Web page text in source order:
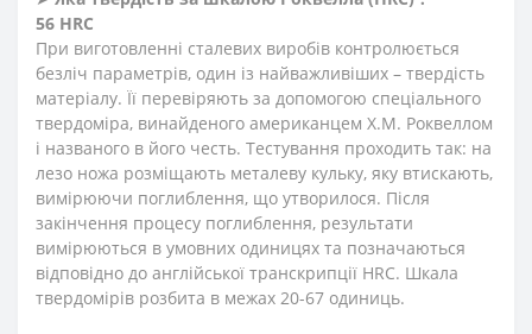
56 HRC
При виготовленні сталевих виробів контролюється
безліч параметрів, один із найважливіших – твердість
матеріалу. Її перевіряють за допомогою спеціального
твердоміра, винайденого американцем Х.М. Роквеллом
і названого в його честь. Тестування проходить так: на
лезо ножа розміщають металеву кульку, яку втискають,
вимірюючи поглиблення, що утворилося. Після
закінчення процесу поглиблення, результати
вимірюються в умовних одиницях та позначаються
відповідно до англійської транскрипції HRC. Шкала
твердомірів розбита в межах 20-67 одиниць.